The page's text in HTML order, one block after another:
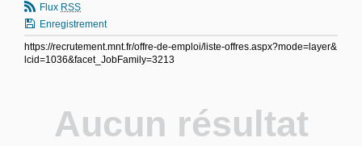
Flux RSS
Enregistrement
https://recrutement.mnt.fr/offre-de-emploi/liste-offres.aspx?mode=layer&
lcid=1036&facet_JobFamily=3213
Aucun résultat